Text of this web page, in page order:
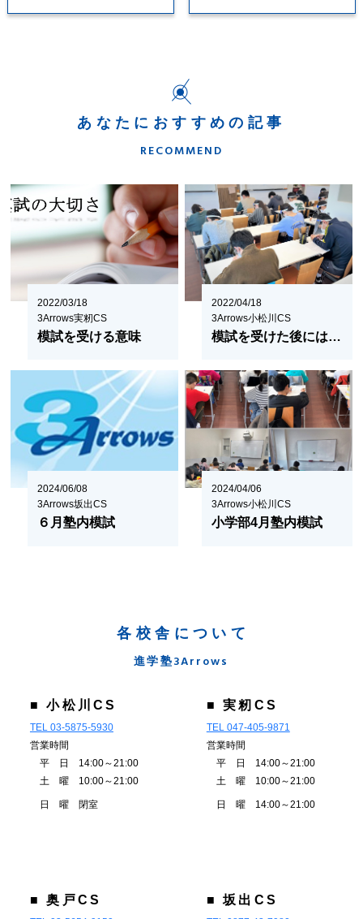
あなたにおすすめの記事
RECOMMEND
2022/03/18
3Arrows実籾CS
模試を受ける意味
2022/04/18
3Arrows小松川CS
模試を受けた後には…
2024/06/08
3Arrows坂出CS
６月塾内模試
2024/04/06
3Arrows小松川CS
小学部4月塾内模試
各校舎について
進学塾3Arrows
■ 小松川CS
TEL 03-5875-5930
営業時間
平 日 14:00～21:00
土 曜 10:00～21:00
日 曜 閉室
■ 実籾CS
TEL 047-405-9871
営業時間
平 日 14:00～21:00
土 曜 10:00～21:00
日 曜 14:00～21:00
■ 奥戸CS ■ 坂出CS